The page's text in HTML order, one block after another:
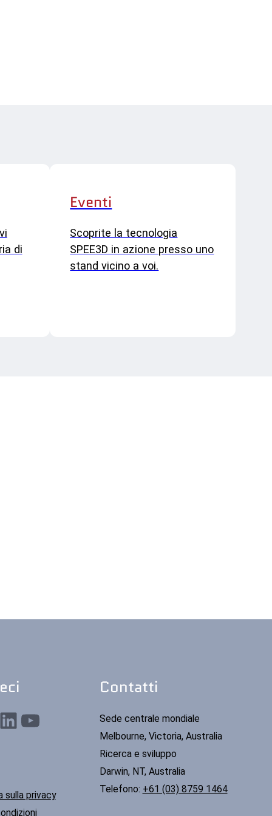
di
Eventi
Scoprite la tecnologia
SPEE3D in azione presso uno
stand vicino a voi.
YouTube
sulla privacy
Contatti
Sede centrale mondiale
Melbourne, Victoria, Australia
Ricerca e sviluppo
Darwin, NT, Australia
Telefono: +61 (03) 8759 1464